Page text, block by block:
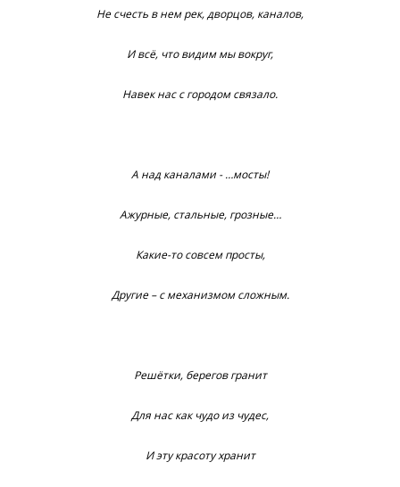
Не счесть в нем рек, дворцов, каналов,
И всё, что видим мы вокруг,
Навек нас с городом связало.
А над каналами - …мосты!
Ажурные, стальные, грозные…
Какие-то совсем просты,
Другие – с механизмом сложным.
Решётки, берегов гранит
Для нас как чудо из чудес,
И эту красоту хранит